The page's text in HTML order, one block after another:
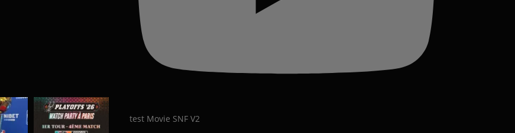
test Movie SNF V2